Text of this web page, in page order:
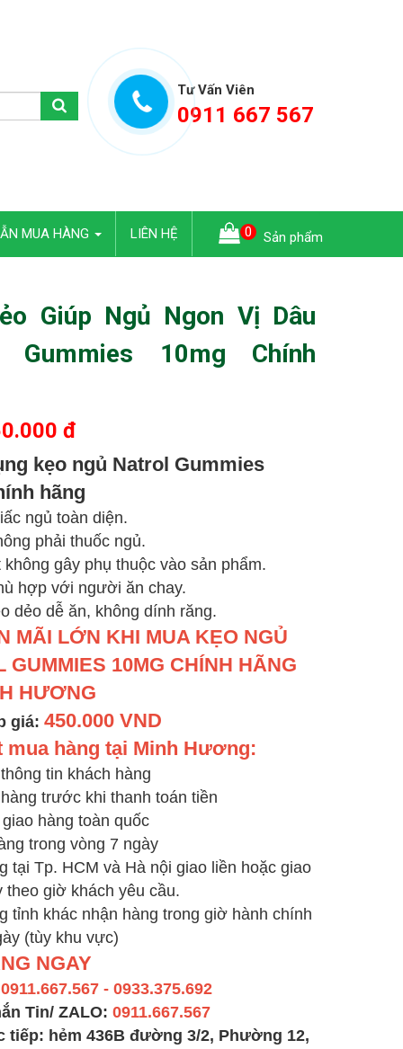
Tư Vấn Viên
0911 667 567
MUA HÀNG LIÊN HỆ Sản phẩm
0
Giúp Ngủ Ngon Vị Dâu
Gummies 10mg Chính
đ
kẹo ngủ Natrol Gummies
hãng
ngủ toàn diện.
phải thuốc ngủ.
không gây phụ thuộc vào sản phẩm.
hợp với người ăn chay.
dẻo dễ ăn, không dính răng.
MÃI LỚN KHI MUA KẸO NGỦ
GUMMIES 10MG CHÍNH HÃNG
HƯƠNG
giá: 450.000 VND
mua hàng tại Minh Hương:
tin khách hàng
trước khi thanh toán tiền
hàng toàn quốc
trong vòng 7 ngày
tại Tp. HCM và Hà nội giao liền hoặc giao
theo giờ khách yêu cầu.
tỉnh khác nhận hàng trong giờ hành chính
(tùy khu vực)
NGAY
0911.667.567 - 0933.375.692
Tin/ ZALO: 0911.667.567
tiếp: hẻm 436B đường 3/2, Phường 12,